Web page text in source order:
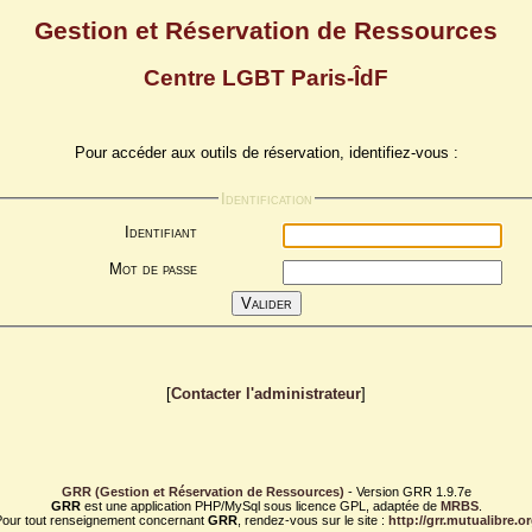
Gestion et Réservation de Ressources
Centre LGBT Paris-ÎdF
Pour accéder aux outils de réservation, identifiez-vous :
Identification
Identifiant
Mot de passe
[Contacter l'administrateur]
GRR (Gestion et Réservation de Ressources) - Version GRR 1.9.7e
GRRest une application PHP/MySql sous licence GPL, adaptée de MRBS.
tout renseignement concernant GRR, rendez-vous sur le site : http://